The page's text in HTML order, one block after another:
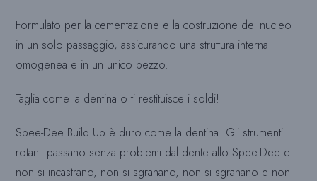
Formulato per la cementazione e la costruzione del nucleo
in un solo passaggio, assicurando una struttura interna
omogenea e in un unico pezzo.
Taglia come la dentina o ti restituisce i soldi!
Spee-Dee Build Up è duro come la dentina. Gli strumenti
rotanti passano senza problemi dal dente allo Spee-Dee e
non si incastrano, non si sgranano, non si sgranano e non